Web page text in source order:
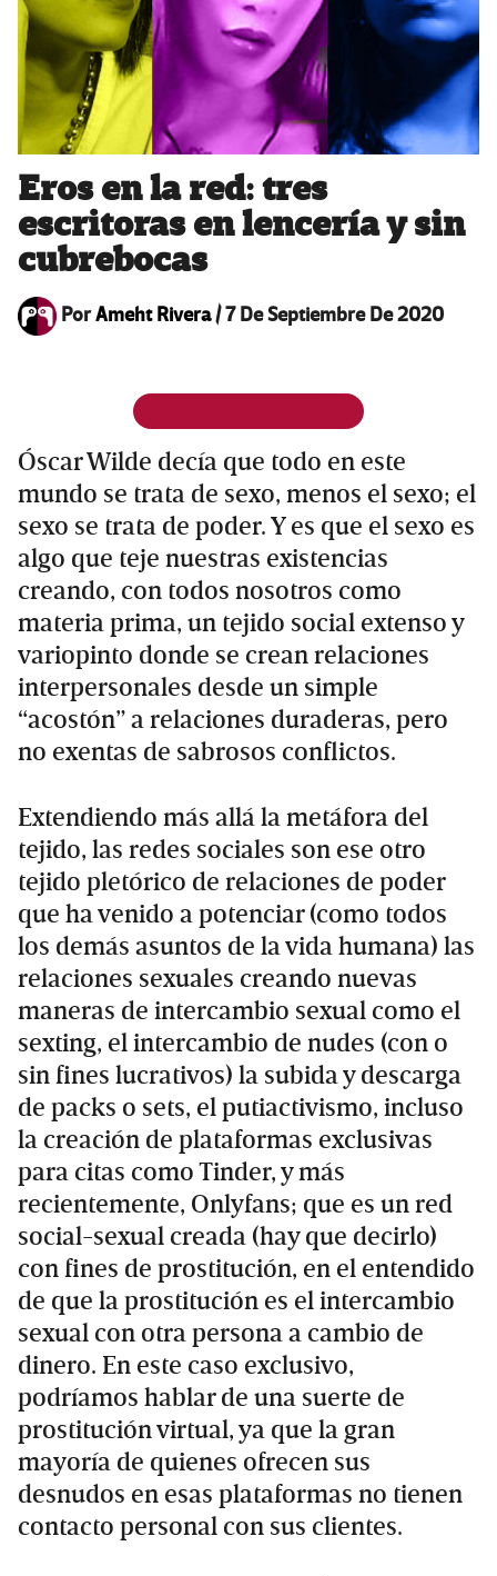
Eros en la red: tres
escritoras en lencería y sin
cubrebocas
PorAmeht Rivera/7 De Septiembre De 2020
Óscar Wilde decía que todo en este
mundo se trata de sexo, menos el sexo; el
sexo se trata de poder. Y es que el sexo es
algo que teje nuestras existencias
creando, con todos nosotros como
materia prima, un tejido social extenso y
variopinto donde se crean relaciones
interpersonales desde un simple
“acostón” a relaciones duraderas, pero
no exentas de sabrosos conflictos.
Extendiendo más allá la metáfora del
tejido, las redes sociales son ese otro
tejido pletórico de relaciones de poder
que ha venido a potenciar (como todos
los demás asuntos de la vida humana) las
relaciones sexuales creando nuevas
maneras de intercambio sexual como el
sexting, el intercambio de nudes (con o
sin fines lucrativos) la subida y descarga
de packs o sets, el putiactivismo, incluso
la creación de plataformas exclusivas
para citas como Tinder, y más
recientemente, Onlyfans; que es un red
social-sexual creada (hay que decirlo)
con fines de prostitución, en el entendido
de que la prostitución es el intercambio
sexual con otra persona a cambio de
dinero. En este caso exclusivo,
podríamos hablar de una suerte de
prostitución virtual, ya que la gran
mayoría de quienes ofrecen sus
desnudos en esas plataformas no tienen
contacto personal con sus clientes.